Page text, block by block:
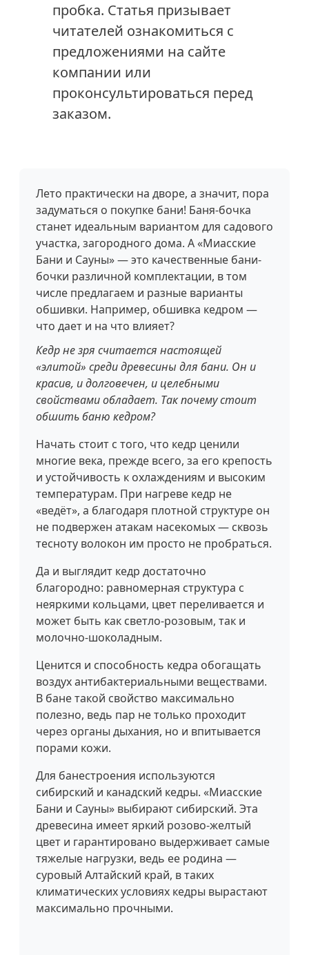
пробка. Статья призывает
читателей ознакомиться с
предложениями на сайте
компании или
проконсультироваться перед
заказом.
Лето практически на дворе, а значит, пора
задуматься о покупке бани! Баня-бочка
станет идеальным вариантом для садового
участка, загородного дома. А «Миасские
Бани и Сауны» — это качественные бани-
бочки различной комплектации, в том
числе предлагаем и разные варианты
обшивки. Например, обшивка кедром —
что дает и на что влияет?
Кедр не зря считается настоящей
«элитой» среди древесины для бани. Он и
красив, и долговечен, и целебными
свойствами обладает. Так почему стоит
обшить баню кедром?
Начать стоит с того, что кедр ценили
многие века, прежде всего, за его крепость
и устойчивость к охлаждениям и высоким
температурам. При нагреве кедр не
«ведёт», а благодаря плотной структуре он
не подвержен атакам насекомых — сквозь
тесноту волокон им просто не пробраться.
Да и выглядит кедр достаточно
благородно: равномерная структура с
неяркими кольцами, цвет переливается и
может быть как светло-розовым, так и
молочно-шоколадным.
Ценится и способность кедра обогащать
воздух антибактериальными веществами.
В бане такой свойство максимально
полезно, ведь пар не только проходит
через органы дыхания, но и впитывается
порами кожи.
Для банестроения используются
сибирский и канадский кедры. «Миасские
Бани и Сауны» выбирают сибирский. Эта
древесина имеет яркий розово-желтый
цвет и гарантировано выдерживает самые
тяжелые нагрузки, ведь ее родина —
суровый Алтайский край, в таких
климатических условиях кедры вырастают
максимально прочными.